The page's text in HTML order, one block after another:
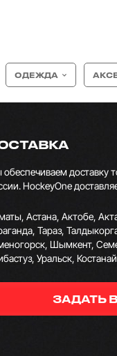
ОДЕЖДА
доставку
HockeyOne
Астана, Актобе,
Тараз,
Шымкент,
Уральск,
ЗАДАТЬ